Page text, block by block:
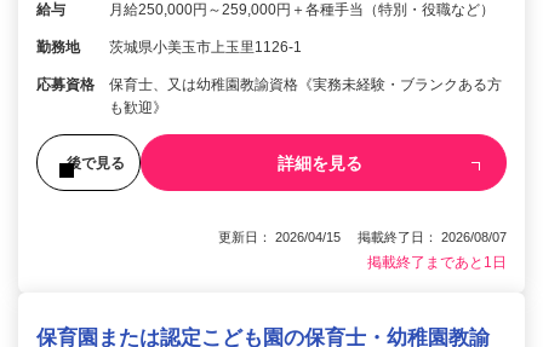
給与 月給250,000円～259,000円＋各種手当（特別・役職など）
勤務地 茨城県小美玉市上玉里1126-1
応募資格
保育士、又は幼稚園教諭資格《実務未経験・ブランクある方
も歓迎》
後で見る 詳細を見る
更新日： 2026/04/15 掲載終了日： 2026/08/07
掲載終了まであと1日
保育園または認定こども園の保育士・幼稚園教諭